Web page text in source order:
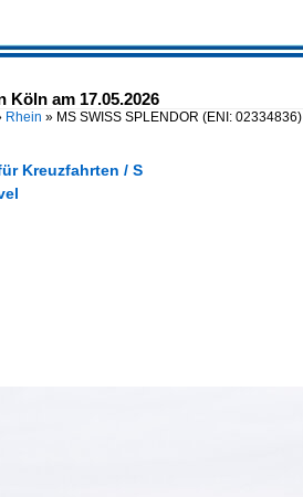
Köln am 17.05.2026
Rhein » MS SWISS SPLENDOR (ENI:
Kreuzfahrten / S